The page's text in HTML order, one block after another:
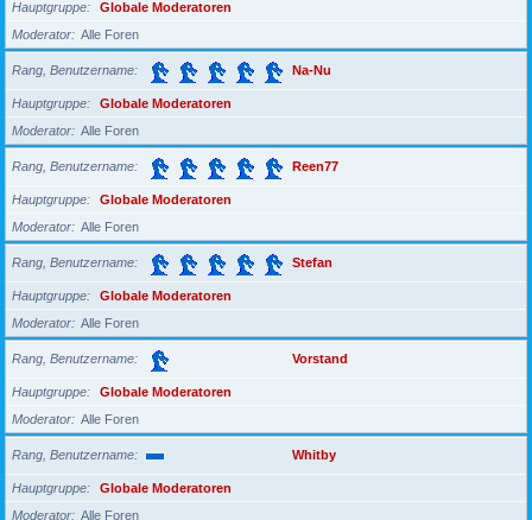
Hauptgruppe
Globale Moderatoren
Moderator
Alle Foren
Rang, Benutzername Na-Nu
Hauptgruppe
Globale Moderatoren
Moderator
Alle Foren
Rang, Benutzername Reen77
Hauptgruppe
Globale Moderatoren
Moderator
Alle Foren
Rang, Benutzername Stefan
Hauptgruppe
Globale Moderatoren
Moderator
Alle Foren
Rang, Benutzername Vorstand
Hauptgruppe
Globale Moderatoren
Moderator
Alle Foren
Rang, Benutzername Whitby
Hauptgruppe
Globale Moderatoren
Moderator
Alle Foren